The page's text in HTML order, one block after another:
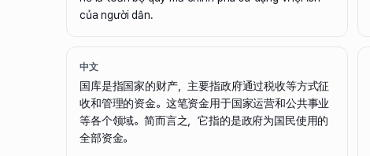
của người dân.
中文
国库是指国家的财产，主要指政府通过税收等方式征
收和管理的资金。这笔资金用于国家运营和公共事业
等各个领域。简而言之，它指的是政府为国民使用的
全部资金。